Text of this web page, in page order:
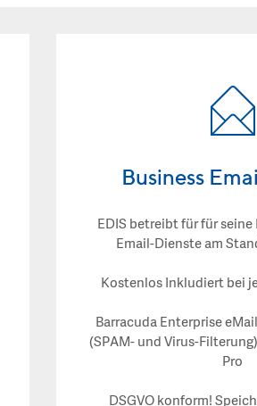
Business
EDIS betreibt für für
Email-Dienste am
Kostenlos Inkludiert bei
Barracuda Enterprise
(SPAM- und Virus-
Pro
DSGVO konform!